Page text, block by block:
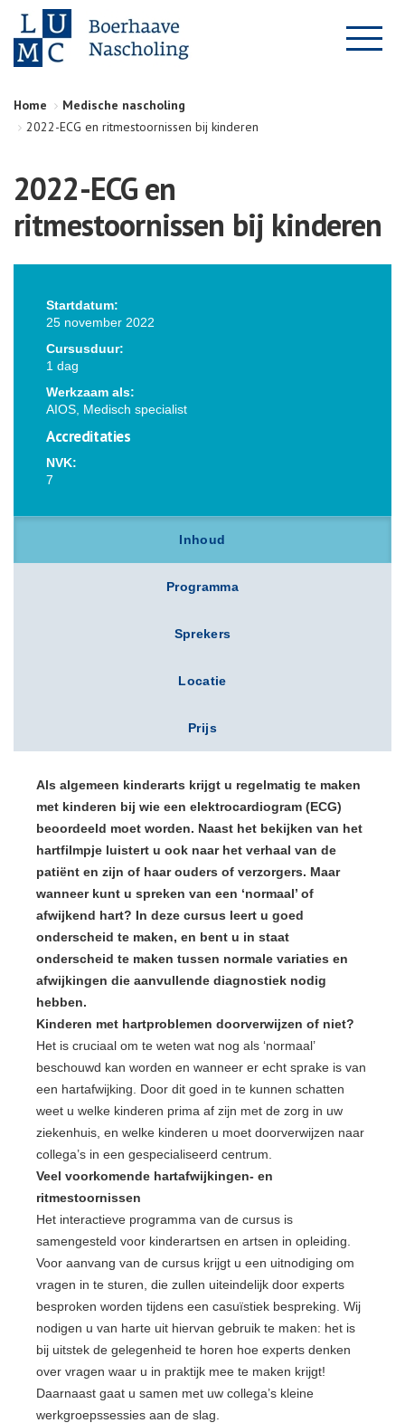
Home
Medische nascholing
2022-ECG en ritmestoornissen bij kinderen
2022-ECG en
ritmestoornissen bij kinderen
Startdatum:
25 november 2022
Cursusduur:
1 dag
Werkzaam als:
AIOS, Medisch specialist
Accreditaties
NVK:
7
Inhoud
Programma
Sprekers
Locatie
Prijs
Als algemeen kinderarts krijgt u regelmatig te maken
met kinderen bij wie een elektrocardiogram (ECG)
beoordeeld moet worden. Naast het bekijken van het
hartfilmpje luistert u ook naar het verhaal van de
patiënt en zijn of haar ouders of verzorgers. Maar
wanneer kunt u spreken van een ‘normaal’ of
afwijkend hart? In deze cursus leert u goed
onderscheid te maken, en bent u in staat
onderscheid te maken tussen normale variaties en
afwijkingen die aanvullende diagnostiek nodig
hebben.
Kinderen met hartproblemen doorverwijzen of niet?
Het is cruciaal om te weten wat nog als ‘normaal’
beschouwd kan worden en wanneer er echt sprake is van
een hartafwijking. Door dit goed in te kunnen schatten
weet u welke kinderen prima af zijn met de zorg in uw
ziekenhuis, en welke kinderen u moet doorverwijzen naar
collega’s in een gespecialiseerd centrum.
Veel voorkomende hartafwijkingen- en
ritmestoornissen
Het interactieve programma van de cursus is
samengesteld voor kinderartsen en artsen in opleiding.
Voor aanvang van de cursus krijgt u een uitnodiging om
vragen in te sturen, die zullen uiteindelijk door experts
besproken worden tijdens een casuïstiek bespreking. Wij
nodigen u van harte uit hiervan gebruik te maken: het is
bij uitstek de gelegenheid te horen hoe experts denken
over vragen waar u in praktijk mee te maken krijgt!
Daarnaast gaat u samen met uw collega’s kleine
werkgroepssessies aan de slag.